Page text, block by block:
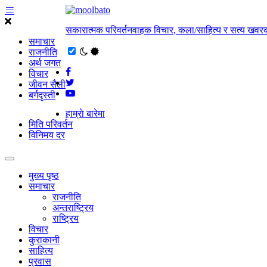
समाचार
राजनीति
अर्थ जगत
विचार
जीवन सैली
बर्गदृस्ती
सकारात्मक परिवर्तनवाहक विचार, कला/साहित्य र सत्य
हाम्राे बारेमा
मिति परिवर्तन
विनिमय दर
मुख्य पृष्ठ
समाचार
राजनीति
अन्तराष्ट्रिय
राष्ट्रिय
विचार
कुराकानी
साहित्य
प्रवास